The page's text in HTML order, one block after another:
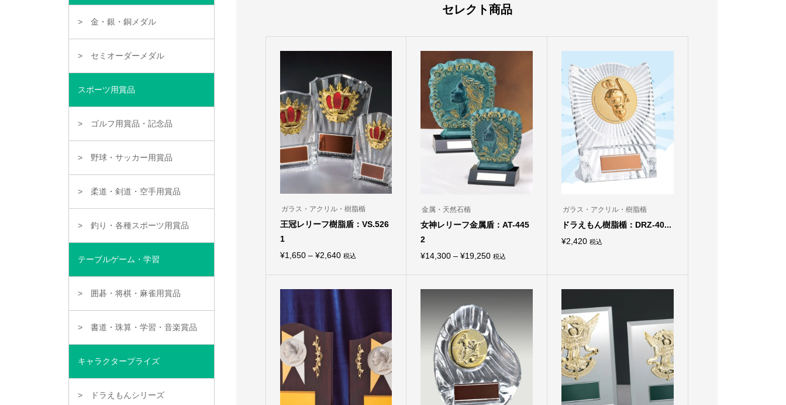
セレクト商品
ガラス・アクリル・樹脂楯
王冠レリーフ樹脂盾：VS.526
1
¥1,650 – ¥2,640価税込
の
品
数
の
バ
リ
エ
ー
シ
ョ
金属・天然石楯
女神レリーフ金属盾：AT-445
2
¥14,300 – ¥19,250価
¥19,250
税込
の
品
ガラス・アクリル・樹脂楯
ドラえもん樹脂楯：DRZ-40...
¥2,420 税込
品
に
数
の
バ
リ
エ
ー
シ
ョ
が
金・銀・銅メダル
セミオーダーメダル
スポーツ用賞品
ゴルフ用賞品・記念品
野球・サッカー用賞品
柔道・剣道・空手用賞品
釣り・各種スポーツ用賞品
テーブルゲーム・学習
囲碁・将棋・麻雀用賞品
書道・珠算・学習・音楽賞品
キャラクタープライズ
ドラえもんシリーズ